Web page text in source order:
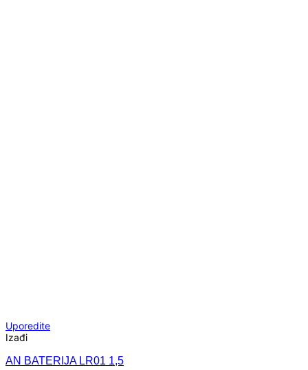
Uporedite
Izađi
AN BATERIJA LR01 1,5